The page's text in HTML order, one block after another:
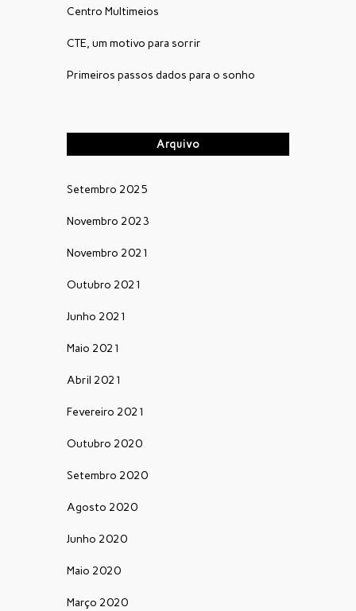
Centro Multimeios
CTE, um motivo para sorrir
Primeiros passos dados para o sonho
Arquivo
Setembro 2025
Novembro 2023
Novembro 2021
Outubro 2021
Junho 2021
Maio 2021
Abril 2021
Fevereiro 2021
Outubro 2020
Setembro 2020
Agosto 2020
Junho 2020
Maio 2020
Março 2020